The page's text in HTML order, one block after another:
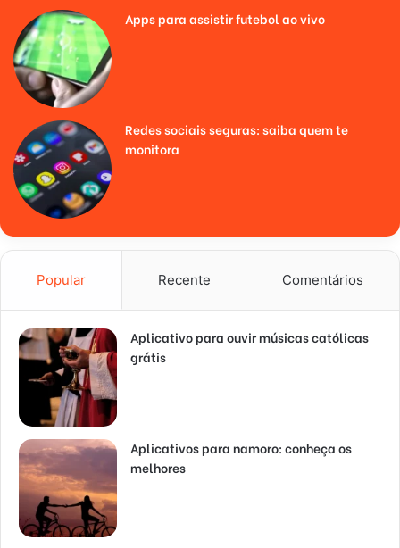
Apps para assistir futebol ao vivo
Redes sociais seguras: saiba quem te
monitora
Popular Recente Comentários
Aplicativo para ouvir músicas católicas
grátis
Aplicativos para namoro: conheça os
melhores